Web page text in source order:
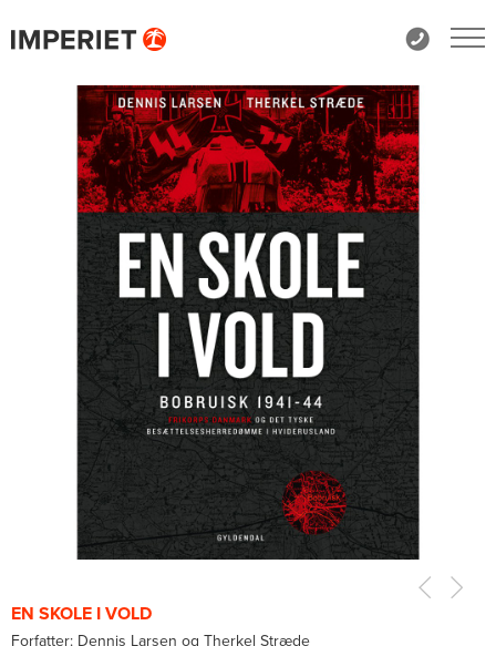
EN SKOLE I VOLD
Forfatter: Dennis Larsen og Therkel Stræde